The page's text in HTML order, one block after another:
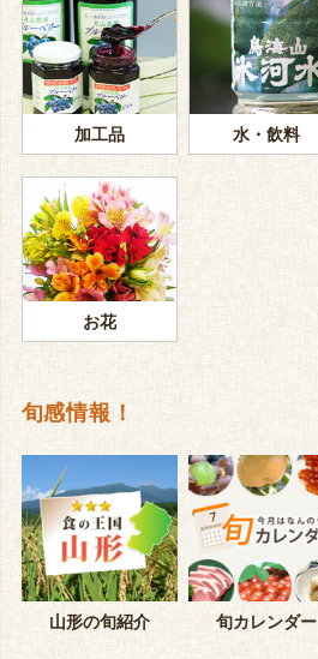
加工品 水・飲料
お花
旬感情報！
山形の旬紹介 旬カレンダー